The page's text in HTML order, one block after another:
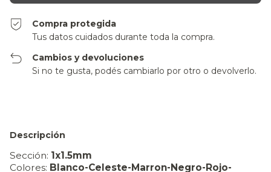
Compra protegida
Tus datos cuidados durante toda la compra.
Cambios y devoluciones
Si no te gusta, podés cambiarlo por otro o devolverlo.
Descripción
Sección: 1x1.5mm
Colores: Blanco-Celeste-Marron-Negro-Rojo-